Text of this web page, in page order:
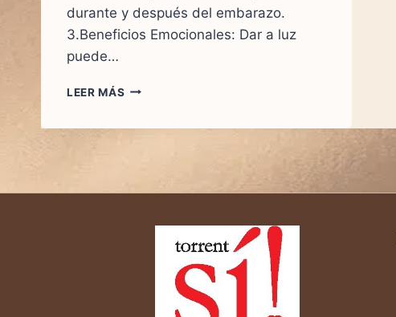
durante y después del embarazo.
3.Beneficios Emocionales: Dar a luz
puede…
LEER MÁS 4